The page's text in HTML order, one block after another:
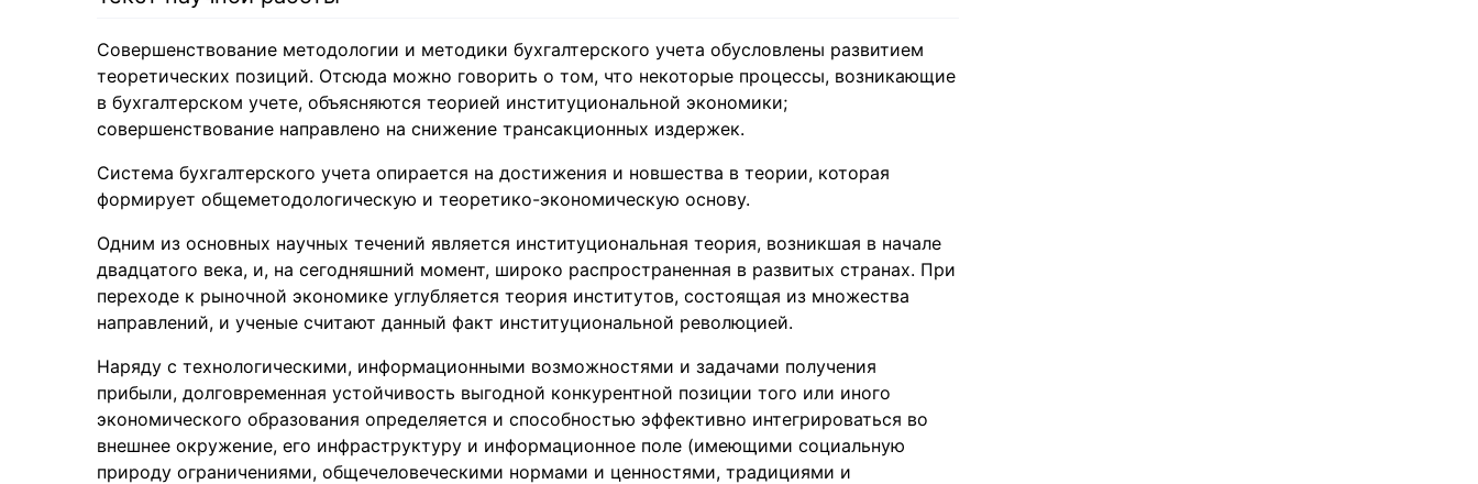
Совершенствование методологии и методики бухгалтерского учета обусловлены развитием
теоретических позиций. Отсюда можно говорить о том, что некоторые процессы, возникающие
в бухгалтерском учете, объясняются теорией институциональной экономики;
совершенствование направлено на снижение трансакционных издержек.
Система бухгалтерского учета опирается на достижения и новшества в теории, которая
формирует общеметодологическую и теоретико-экономическую основу.
Одним из основных научных течений является институциональная теория, возникшая в начале
двадцатого века, и, на сегодняшний момент, широко распространенная в развитых странах. При
переходе к рыночной экономике углубляется теория институтов, состоящая из множества
направлений, и ученые считают данный факт институциональной революцией.
Наряду с технологическими, информационными возможностями и задачами получения
прибыли, долговременная устойчивость выгодной конкурентной позиции того или иного
экономического образования определяется и способностью эффективно интегрироваться во
внешнее окружение, его инфраструктуру и информационное поле (имеющими социальную
природу ограничениями, общечеловеческими нормами и ценностями, традициями и